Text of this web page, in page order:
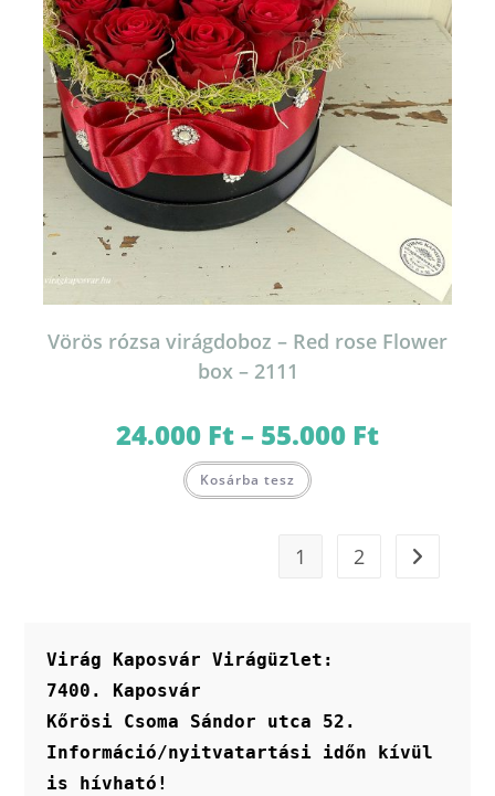
Vörös rózsa virágdoboz – Red rose Flower
box – 2111
24.000 Ft– 55.000 Ft24.000 Ft
Kosárba tesz a
1 2
Virág Kaposvár Virágüzlet:
7400. Kaposvár
Kőrösi Csoma Sándor utca 52.
Információ/nyitvatartási időn kívül
is hívható!